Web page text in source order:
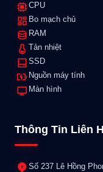
CPU
Bo mạch chủ
RAM
Tản nhiệt
SSD
Nguồn máy tính
Màn hình
Thông Tin Liên
Số 237 Lê Hồng